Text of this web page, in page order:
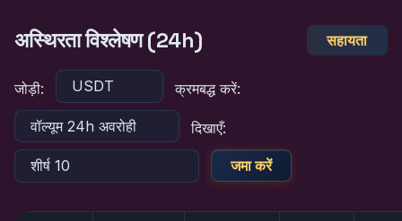
अस्थिरता विश्लेषण (24h) सहायता
जोड़ी: क्रमबद्ध करें:
दिखाएँ:
जमा करें